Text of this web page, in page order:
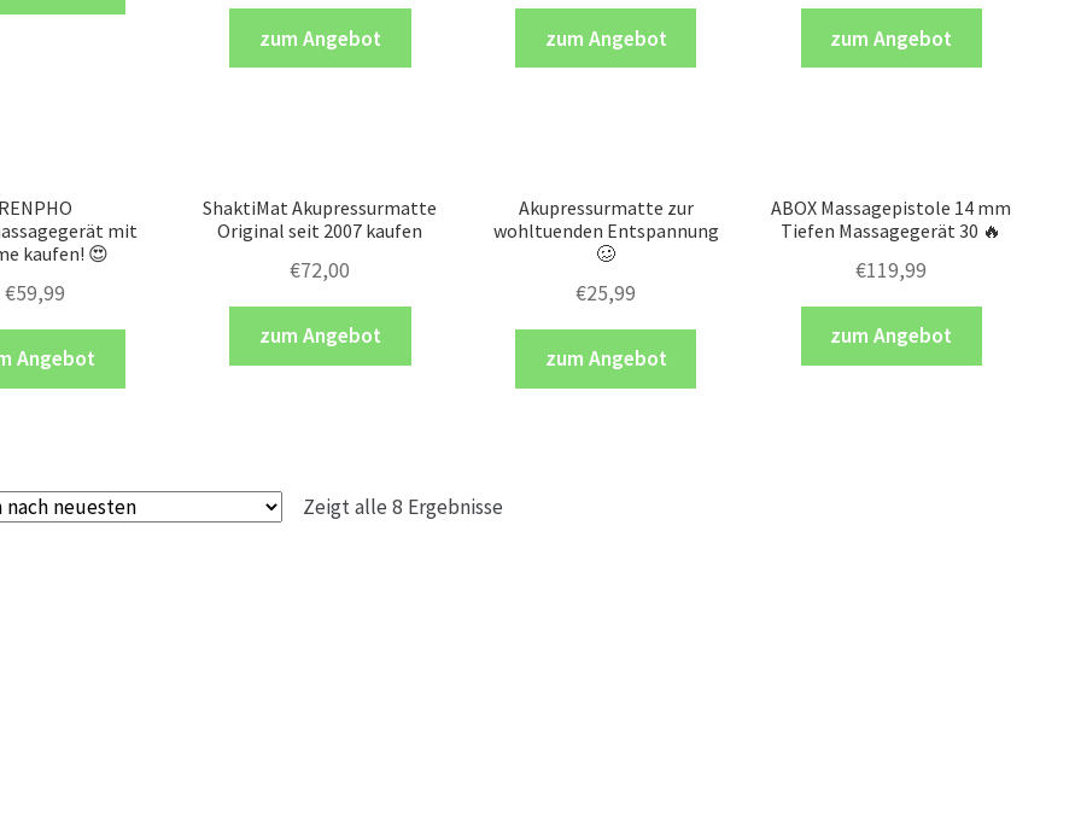
zum Angebot zum Angebot zum Angebot
RENPHO
mit
kaufen! 😍
€59,99
Angebot
ShaktiMat Akupressurmatte
Original seit 2007 kaufen
€72,00
zum Angebot
Akupressurmatte zur
wohltuenden Entspannung
🥴
€25,99
zum Angebot
ABOX Massagepistole 14 mm
Tiefen Massagegerät 30 🔥
€119,99
zum Angebot
Zeigt alle 8 Ergebnisse